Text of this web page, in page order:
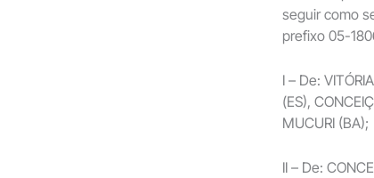
seguir como
prefixo 05-
I – De:
(ES),
MUCURI (BA);
II – De: